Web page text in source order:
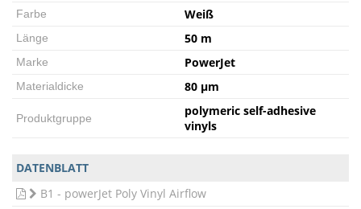
Farbe Weiß
Länge 50 m
Marke PowerJet
Materialdicke 80 µm
Produktgruppe
polymeric self-adhesive
vinyls
DATENBLATT
B1 - powerJet Poly Vinyl Airflow